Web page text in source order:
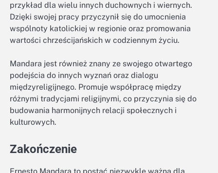
przykład dla wielu innych duchownych i wiernych.
Dzięki swojej pracy przyczynił się do umocnienia
wspólnoty katolickiej w regionie oraz promowania
wartości chrześcijańskich w codziennym życiu.
Mandara jest również znany ze swojego otwartego
podejścia do innych wyznań oraz dialogu
międzyreligijnego. Promuje współpracę między
różnymi tradycjami religijnymi, co przyczynia się do
budowania harmonijnych relacji społecznych i
kulturowych.
Zakończenie
Ernesto Mandara to postać niezwykle ważna dla